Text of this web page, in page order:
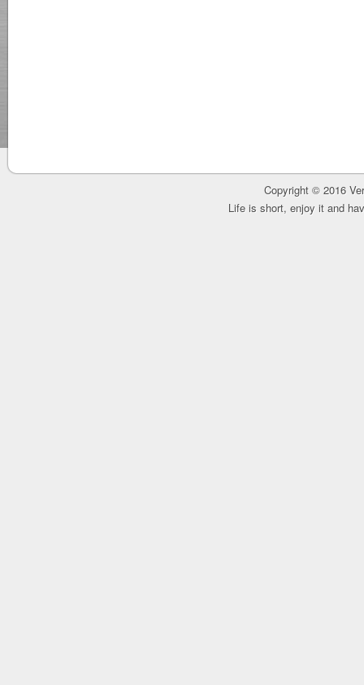
Copyright © 2016
Life is short, enjoy it and